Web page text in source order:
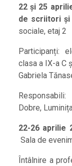
22 și 25
de scriitori și
sociale, etaj 2
Participanți:
clasa a IX-a C
Gabriela
Dobre,
22-26 aprilie
Sala de
Întâlnire a